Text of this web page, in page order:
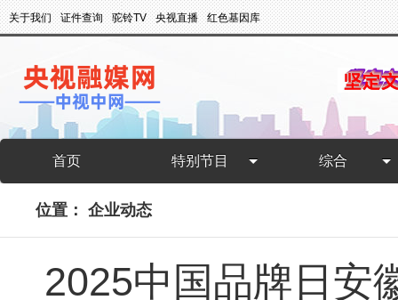
关于我们 证件查询 驼铃TV 央视直播 红色基因库
首页 特别节目 综合
位置： 企业动态
2025中国品牌日安